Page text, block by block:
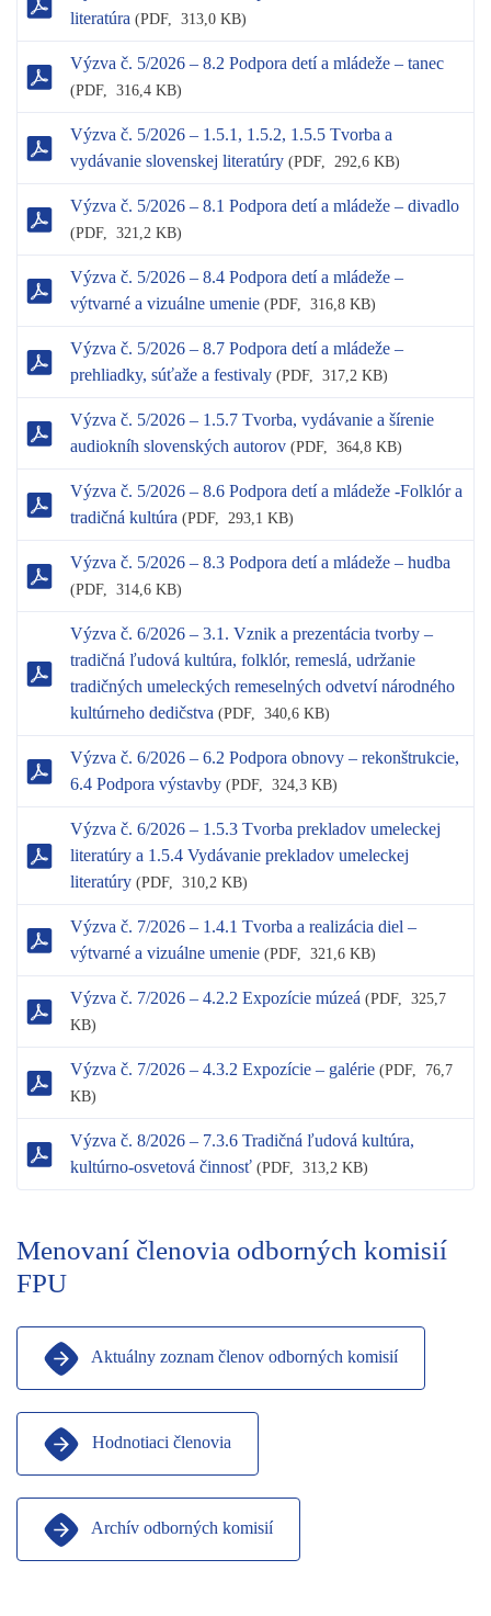
literatúra (PDF, 313,0 KB)
Výzva č. 5/2026 – 8.2 Podpora detí a mládeže – tanec
(PDF, 316,4 KB)
Výzva č. 5/2026 – 1.5.1, 1.5.2, 1.5.5 Tvorba a
vydávanie slovenskej literatúry (PDF, 292,6 KB)
Výzva č. 5/2026 – 8.1 Podpora detí a mládeže – divadlo
(PDF, 321,2 KB)
Výzva č. 5/2026 – 8.4 Podpora detí a mládeže –
výtvarné a vizuálne umenie (PDF, 316,8 KB)
Výzva č. 5/2026 – 8.7 Podpora detí a mládeže –
prehliadky, súťaže a festivaly (PDF, 317,2 KB)
Výzva č. 5/2026 – 1.5.7 Tvorba, vydávanie a šírenie
audiokníh slovenských autorov (PDF, 364,8 KB)
Výzva č. 5/2026 – 8.6 Podpora detí a mládeže -Folklór a
tradičná kultúra (PDF, 293,1 KB)
Výzva č. 5/2026 – 8.3 Podpora detí a mládeže – hudba
(PDF, 314,6 KB)
Výzva č. 6/2026 – 3.1. Vznik a prezentácia tvorby –
tradičná ľudová kultúra, folklór, remeslá, udržanie
tradičných umeleckých remeselných odvetví národného
kultúrneho dedičstva (PDF, 340,6 KB)
Výzva č. 6/2026 – 6.2 Podpora obnovy – rekonštrukcie,
6.4 Podpora výstavby (PDF, 324,3 KB)
Výzva č. 6/2026 – 1.5.3 Tvorba prekladov umeleckej
literatúry a 1.5.4 Vydávanie prekladov umeleckej
literatúry (PDF, 310,2 KB)
Výzva č. 7/2026 – 1.4.1 Tvorba a realizácia diel –
výtvarné a vizuálne umenie (PDF, 321,6 KB)
Výzva č. 7/2026 – 4.2.2 Expozície múzeá (PDF, 325,7
KB)
Výzva č. 7/2026 – 4.3.2 Expozície – galérie (PDF,
76,7
KB)
Výzva č. 8/2026 – 7.3.6 Tradičná ľudová kultúra,
kultúrno-osvetová činnosť (PDF, 313,2 KB)
Menovaní členovia odborných komisií
FPU
Aktuálny zoznam členov odborných komisií
Hodnotiaci členovia
Archív odborných komisií